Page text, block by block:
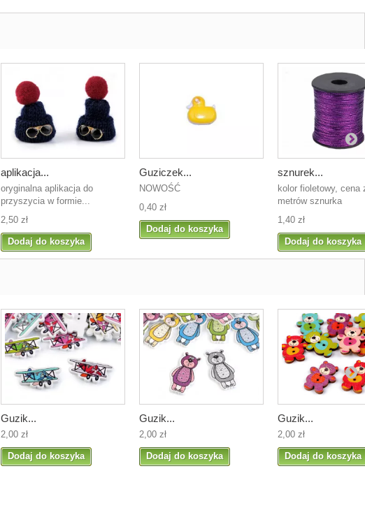
aplikacja...
oryginalna aplikacja do
przyszycia w formie...
2,50 zł
Dodaj do koszyka
Guziczek...
NOWOŚĆ
0,40 zł
Dodaj do koszyka
sznurek...
kolor fioletowy, cena
metrów sznurka
1,40 zł
Dodaj do koszyka
Guzik...
2,00 zł
Dodaj do koszyka
Guzik...
2,00 zł
Dodaj do koszyka
Guzik...
2,00 zł
Dodaj do koszyka